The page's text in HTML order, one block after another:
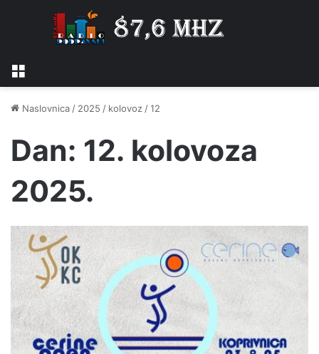
Naslovnica / 2025 / kolovoz /12
Dan: 12. kolovoza
2025.